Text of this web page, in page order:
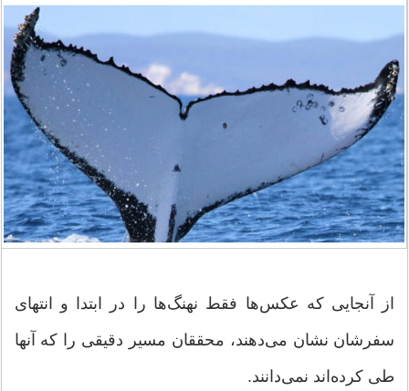
از آنجایی که عکس‌ها فقط نهنگ‌ها را در ابتدا و انتهای
سفرشان نشان می‌دهند، محققان مسیر دقیقی را که آنها
طی کرده‌اند نمی‌دانند.